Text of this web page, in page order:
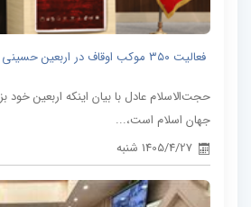
فعالیت ۳۵۰ موکب اوقاف در اربعین حسینی
حجت‌الاسلام عادل با بیان اینکه اربعین
جهان اسلام است،...
1405/4/27 شنبه